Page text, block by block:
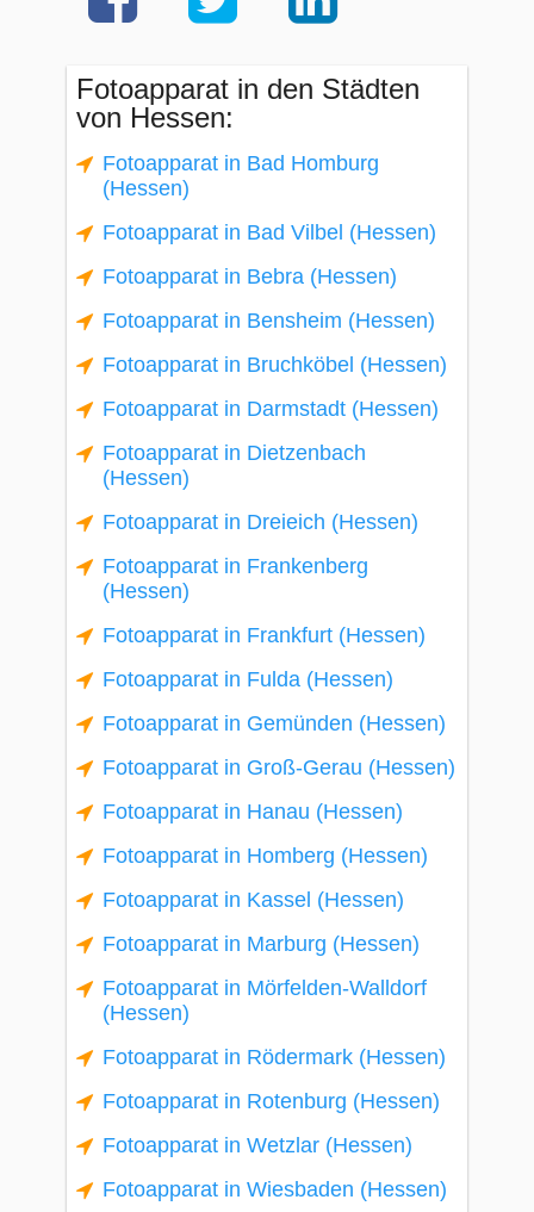
Fotoapparat in den Städten
von Hessen:
Fotoapparat in Bad Homburg
(Hessen)
Fotoapparat in Bad Vilbel (Hessen)
Fotoapparat in Bebra (Hessen)
Fotoapparat in Bensheim (Hessen)
Fotoapparat in Bruchköbel (Hessen)
Fotoapparat in Darmstadt (Hessen)
Fotoapparat in Dietzenbach
(Hessen)
Fotoapparat in Dreieich (Hessen)
Fotoapparat in Frankenberg
(Hessen)
Fotoapparat in Frankfurt (Hessen)
Fotoapparat in Fulda (Hessen)
Fotoapparat in Gemünden (Hessen)
Fotoapparat in Groß-Gerau (Hessen)
Fotoapparat in Hanau (Hessen)
Fotoapparat in Homberg (Hessen)
Fotoapparat in Kassel (Hessen)
Fotoapparat in Marburg (Hessen)
Fotoapparat in Mörfelden-Walldorf
(Hessen)
Fotoapparat in Rödermark (Hessen)
Fotoapparat in Rotenburg (Hessen)
Fotoapparat in Wetzlar (Hessen)
Fotoapparat in Wiesbaden (Hessen)